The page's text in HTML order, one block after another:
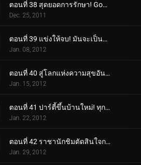
ตอนที่ 38 สุดยอดการรักษา! Gourmet Reviver มาแล้ว โยซากุ!
Dec. 25, 2011
ตอนที่ 39 แข่งให้จบ! มันจะเป็นการฟื้นฟูของโทริโกะหรือซุปของโคมัตสึ?!
Jan. 08, 2012
ตอนที่ 40 สู่โลกแห่งความสุขอันสูงสุด! ลิ้มรสซุปเซ็นจูรี่!
Jan. 15, 2012
ตอนที่ 41 ปาร์ตี้ขึ้นบ้านใหม่! ทุกคนมารวมตัวกันที่ Sweets House!
Jan. 22, 2012
ตอนที่ 42 ราชานักชิมตัดสินใจการต่อสู้! ค้นหาสุดยอดของหวาน!
Jan. 29, 2012